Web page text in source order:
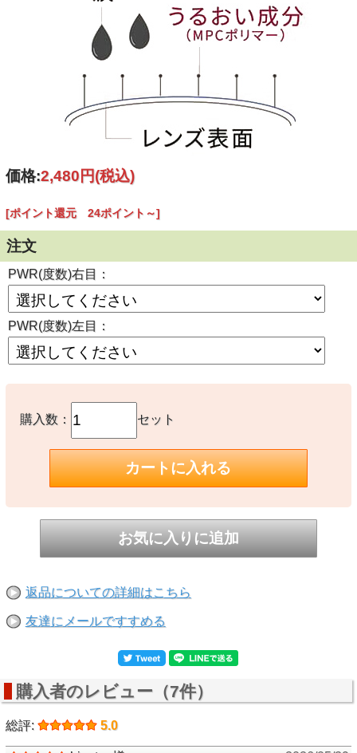
価格:2,480円(税込)
[ポイント還元 24ポイント～]
注文
PWR(度数)右目：
PWR(度数)左目：
購入数： セット
返品についての詳細はこちら
友達にメールですすめる
購入者のレビュー（7件）
総評: 5.0